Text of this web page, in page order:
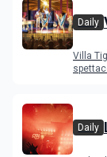
Daily
Villa
Daily